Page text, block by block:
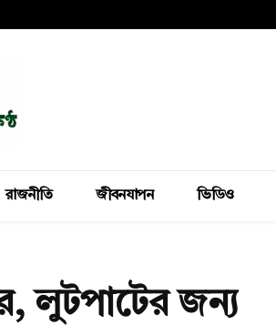
রাজনীতি জীবনযাপন ভিডিও
লুটপাটের জন্য